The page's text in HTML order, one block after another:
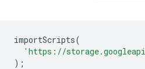
importScripts(
'https://
);